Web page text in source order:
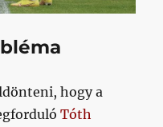
hogy a
Tóth